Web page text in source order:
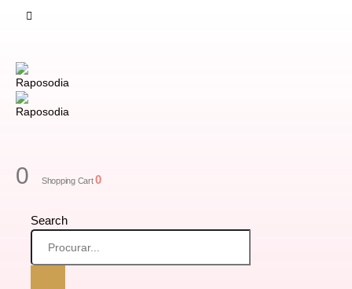
0 Shopping Cart0
Search